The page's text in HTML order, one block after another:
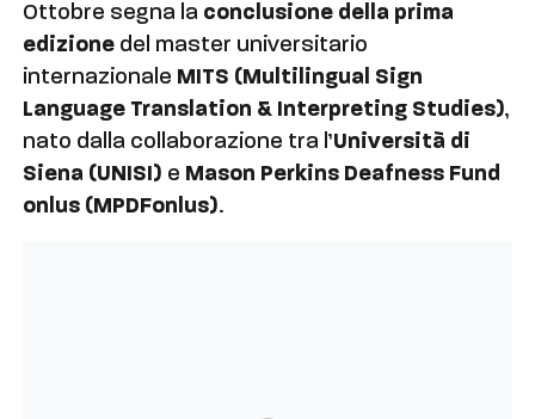
Ottobre segna la conclusione della prima
edizione del master universitario
internazionale MITS (Multilingual Sign
Language Translation & Interpreting Studies),
nato dalla collaborazione tra l’Università di
Siena (UNISI) e Mason Perkins Deafness Fund
onlus (MPDFonlus).